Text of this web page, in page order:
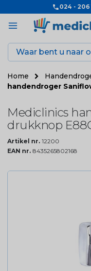
024 - 206
Home
handendroger
Mediclinics
drukknop
Artikel nr. 12200
EAN nr. 8435265802168